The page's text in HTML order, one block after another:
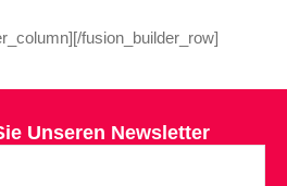
fusion_builder_row]
Unseren Newsletter